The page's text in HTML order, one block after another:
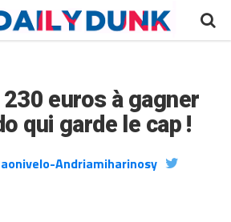
230 euros à gagner
qui garde le cap !
Andriamiharinosy